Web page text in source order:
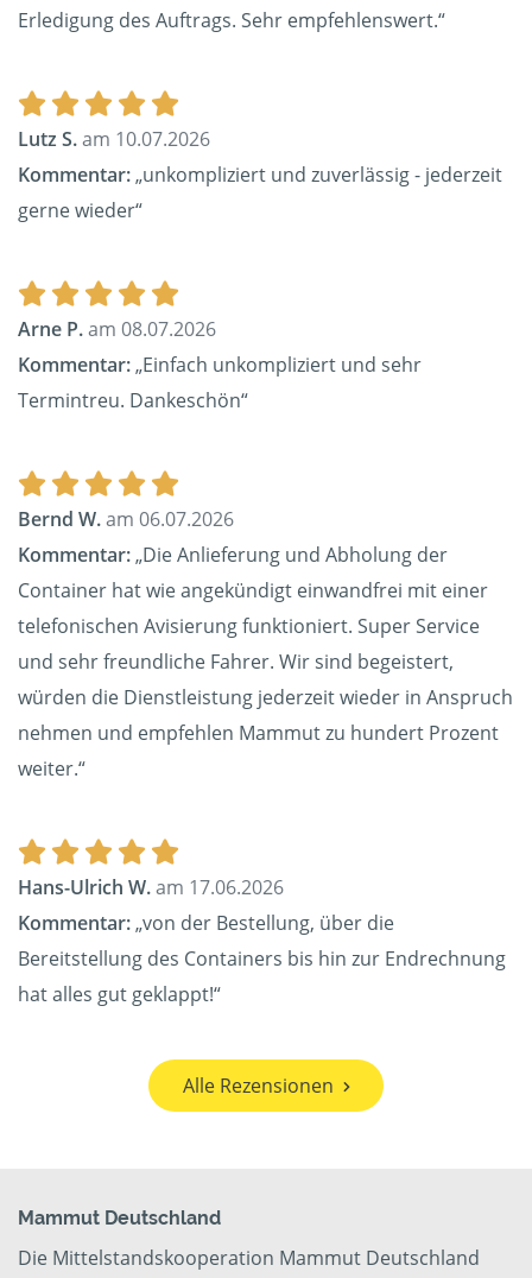
Erledigung des Auftrags. Sehr empfehlenswert.“
Lutz S.am 10.07.2026
Kommentar:„unkompliziert und zuverlässig - jederzeit
gerne wieder“
Arne P.am 08.07.2026
Kommentar:„Einfach unkompliziert und sehr
Termintreu. Dankeschön“
Bernd W.am 06.07.2026
Kommentar:„Die Anlieferung und Abholung der
Container hat wie angekündigt einwandfrei mit einer
telefonischen Avisierung funktioniert. Super Service
und sehr freundliche Fahrer. Wir sind begeistert,
würden die Dienstleistung jederzeit wieder in Anspruch
nehmen und empfehlen Mammut zu hundert Prozent
weiter.“
Hans-Ulrich W.am 17.06.2026
Kommentar:„von der Bestellung, über die
Bereitstellung des Containers bis hin zur Endrechnung
hat alles gut geklappt!“
Alle Rezensionen
Mammut Deutschland
Die Mittelstandskooperation Mammut Deutschland